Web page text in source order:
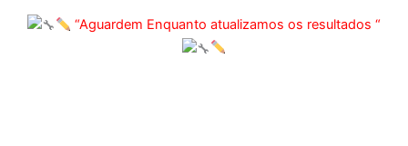
“Aguardem Enquanto atualizamos os resultados “